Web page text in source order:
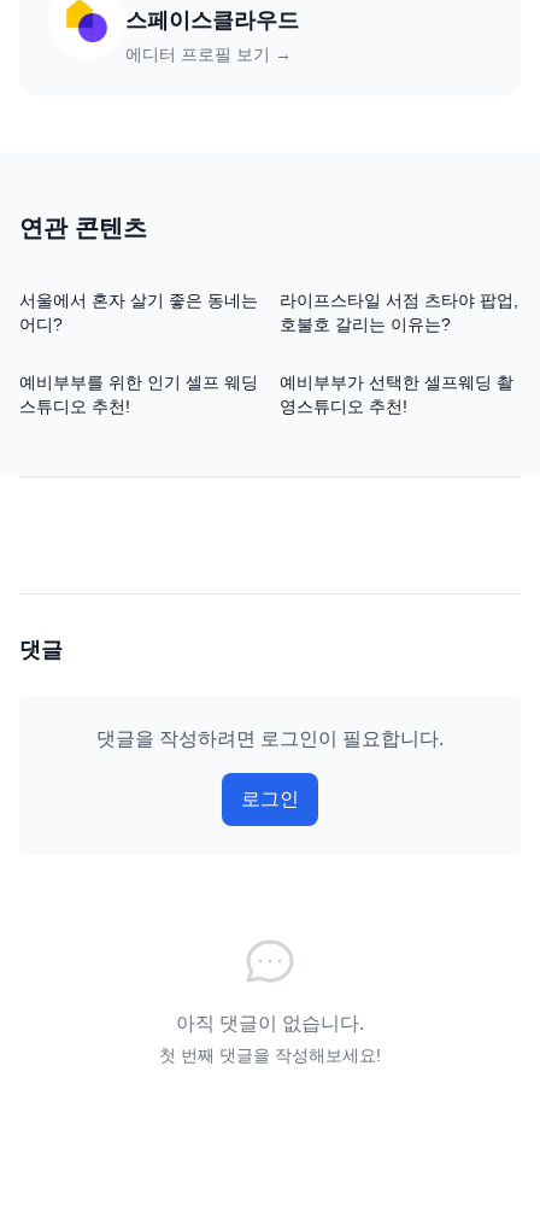
스페이스클라우드
에디터 프로필 보기 →
연관 콘텐츠
서울에서 혼자 살기 좋은 동네는
어디?
라이프스타일 서점 츠타야 팝업,
호불호 갈리는 이유는?
예비부부를 위한 인기 셀프 웨딩
스튜디오 추천!
예비부부가 선택한 셀프웨딩 촬
영스튜디오 추천!
댓글
댓글을 작성하려면 로그인이 필요합니다.
로그인
아직 댓글이 없습니다.
첫 번째 댓글을 작성해보세요!